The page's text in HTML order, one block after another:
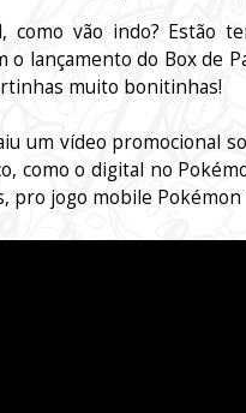
como vão indo? Estão
o lançamento do Box de
muito bonitinhas!
um vídeo promocional
como o digital no
pro jogo mobile Pokémon